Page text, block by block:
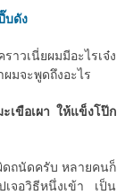
บดัง
าวเนี่ยผมมีอะไรเจ๋ง
มจะพูดถึงอะไร
เขือเผา ให้แข็งโป๊ก
ดถนัดครับ หลายคนก็
เจอวิธีหนึ่งเข้า เป็น